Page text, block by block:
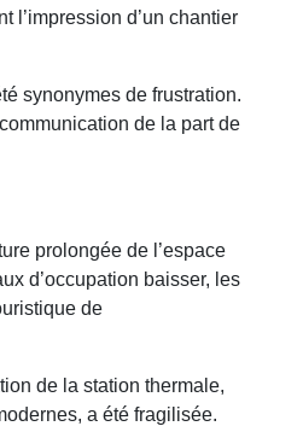
l’impression d’un chantier
synonymes de frustration.
de la part de
prolongée de l’espace
d’occupation baisser, les
de
de la station thermale,
a été fragilisée.